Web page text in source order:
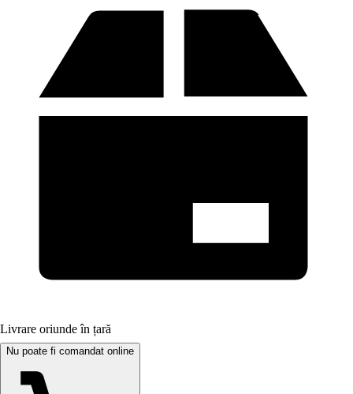
Livrare oriunde în țară
Nu poate fi comandat online